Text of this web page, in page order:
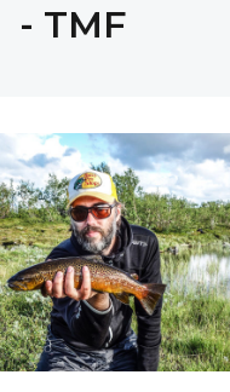
- TMF